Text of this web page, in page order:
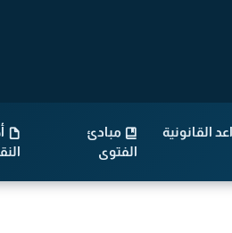
القانونية
مبادئ
الفتوى